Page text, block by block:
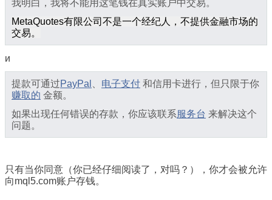
我明白，我将不能用这笔钱在真实账户中交易。
MetaQuotes有限公司不是一个经纪人，不提供金融市场的
交易。
и
提款可通过PayPal 电子支付 和信用卡进行，但只限于你
赚取的 金额。
如果出现任何错误的存款，你应该联系服务台 来解决这个
问题。
只有当你同意（你已经仔细阅读了，对吗？），你才会被允许
向mql5.com账户存钱。